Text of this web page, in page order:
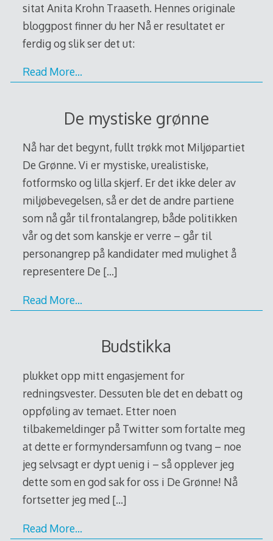
sitat Anita Krohn Traaseth. Hennes originale
bloggpost finner du her Nå er resultatet er
ferdig og slik ser det ut:
Read More…
De mystiske grønne
Nå har det begynt, fullt trøkk mot Miljøpartiet
De Grønne. Vi er mystiske, urealistiske,
fotformsko og lilla skjerf. Er det ikke deler av
miljøbevegelsen, så er det de andre partiene
som nå går til frontalangrep, både politikken
vår og det som kanskje er verre – går til
personangrep på kandidater med mulighet å
representere De […]
Read More…
Budstikka
plukket opp mitt engasjement for
redningsvester. Dessuten ble det en debatt og
oppføling av temaet. Etter noen
tilbakemeldinger på Twitter som fortalte meg
at dette er formyndersamfunn og tvang – noe
jeg selvsagt er dypt uenig i – så opplever jeg
dette som en god sak for oss i De Grønne! Nå
fortsetter jeg med […]
Read More…